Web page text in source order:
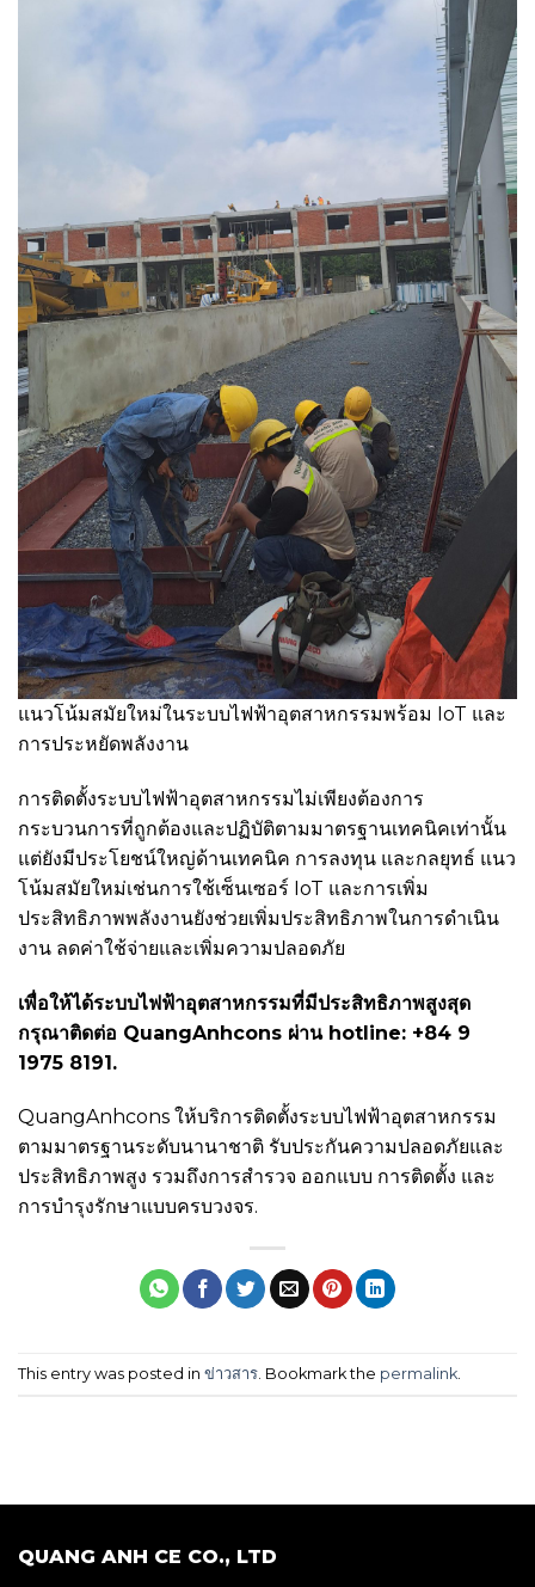
แนวโน้มสมัยใหม่ในระบบไฟฟ้าอุตสาหกรรมพร้อม IoT และ
การประหยัดพลังงาน
การติดตั้งระบบไฟฟ้าอุตสาหกรรมไม่เพียงต้องการ
กระบวนการที่ถูกต้องและปฏิบัติตามมาตรฐานเทคนิคเท่านั้น
แต่ยังมีประโยชน์ใหญ่ด้านเทคนิค การลงทุน และกลยุทธ์ แนว
โน้มสมัยใหม่เช่นการใช้เซ็นเซอร์ IoT และการเพิ่ม
ประสิทธิภาพพลังงานยังช่วยเพิ่มประสิทธิภาพในการดำเนิน
งาน ลดค่าใช้จ่ายและเพิ่มความปลอดภัย
เพื่อให้ได้ระบบไฟฟ้าอุตสาหกรรมที่มีประสิทธิภาพสูงสุด
กรุณาติดต่อ QuangAnhcons ผ่าน hotline: +84 9
1975 8191.
QuangAnhcons ให้บริการติดตั้งระบบไฟฟ้าอุตสาหกรรม
ตามมาตรฐานระดับนานาชาติ รับประกันความปลอดภัยและ
ประสิทธิภาพสูง รวมถึงการสำรวจ ออกแบบ การติดตั้ง และ
การบำรุงรักษาแบบครบวงจร.
This entry was posted in ข่าวสาร . Bookmark the permalink
QUANG ANH CE CO., LTD